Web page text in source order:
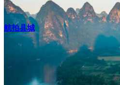
航拍县城